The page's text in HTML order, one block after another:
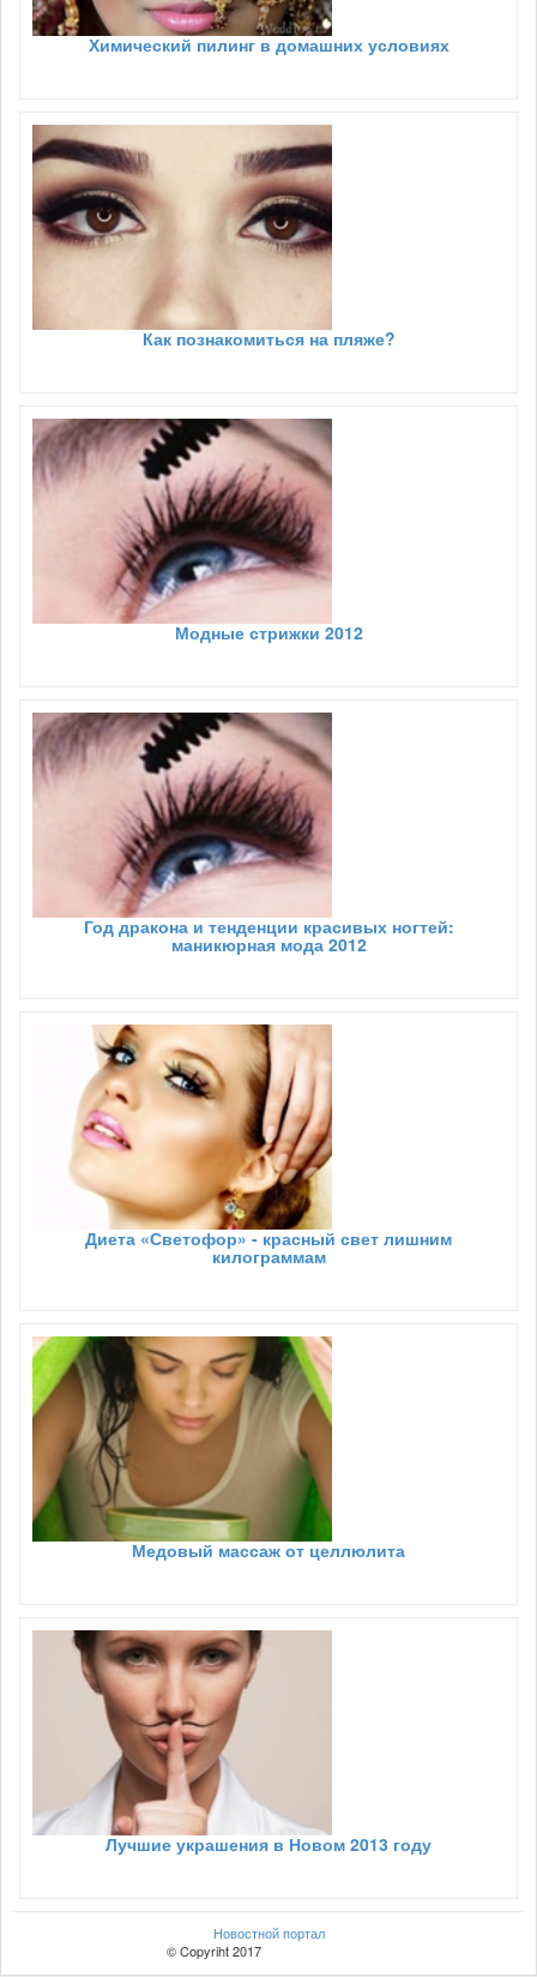
Химический пилинг в домашних условиях
Как познакомиться на пляже?
Модные стрижки 2012
Год дракона и тенденции красивых ногтей:
маникюрная мода 2012
Диета «Светофор» - красный свет лишним
килограммам
Медовый массаж от целлюлита
Лучшие украшения в Новом 2013 году
Новостной портал
© Copyriht 2017